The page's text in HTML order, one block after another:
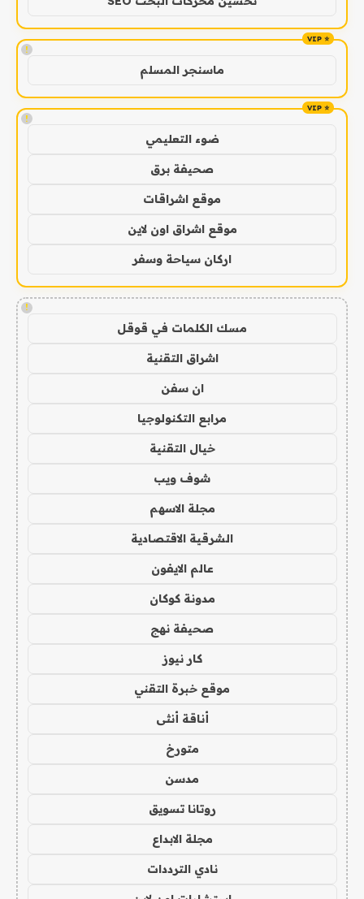
!
ماسنجر المسلم
!
ضوء التعليمي
صحيفة برق
موقع اشراقات
موقع اشراق اون لاين
اركان سياحة وسفر
!
مسك الكلمات في قوقل
اشراق التقنية
ان سفن
مرابع التكنولوجيا
خيال التقنية
شوف ويب
مجلة الاسهم
الشرقية الاقتصادية
عالم الايفون
مدونة كوكان
صحيفة نهج
كار نيوز
موقع خبرة التقني
أناقة أنثى
متورخ
مدسن
روتانا تسويق
مجلة الابداع
نادي الترددات